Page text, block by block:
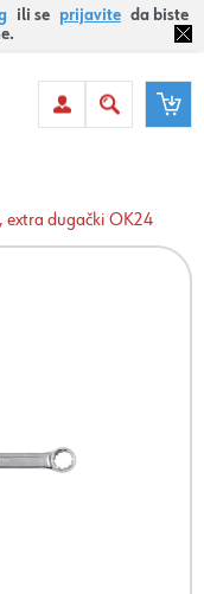
ili se prijavite da biste
extra dugački OK24